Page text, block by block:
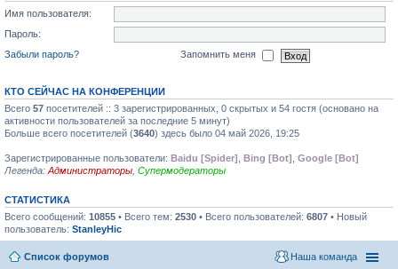
Имя пользователя:
Пароль:
Забыли пароль?
Запомнить меня
КТО СЕЙЧАС НА КОНФЕРЕНЦИИ
Всего 57 посетителей :: 3 зарегистрированных, 0 скрытых и 54 гостя (основано на
активности пользователей за последние 5 минут)
Больше всего посетителей (3640) здесь было 04 май 2026, 19:25
Зарегистрированные пользователи: Baidu [Spider] Bing [Bot] Google [Bot]
Легенда: Администраторы Супермодераторы
СТАТИСТИКА
Всего сообщений: 10855 • Всего тем: 2530 • Всего пользователей: 6807 • Новый
пользователь: StanleyHic
Список форумов Наша команда